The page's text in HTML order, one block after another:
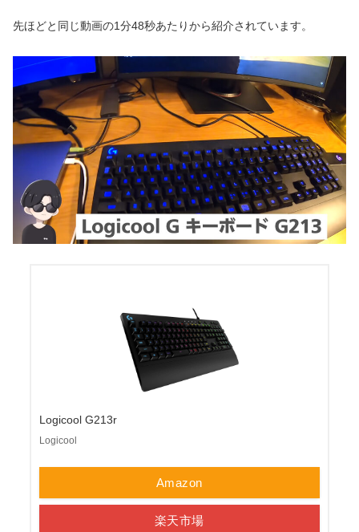
先ほどと同じ動画の1分48秒あたりから紹介されています。
Logicool G213r
Logicool
Amazon
楽天市場